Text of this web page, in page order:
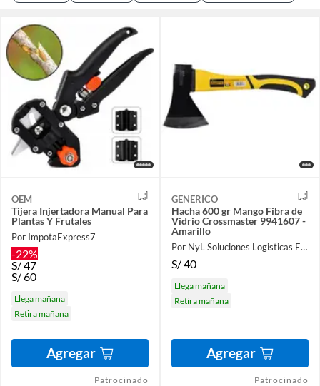
OEM
Tijera Injertadora Manual Para
Plantas Y Frutales
Por ImpotaExpress7
-22%
S/47
S/60
Llega mañana
Retira mañana
Agregar
Patrocinado
GENERICO
Hacha 600 gr Mango Fibra de
Vidrio Crossmaster 9941607 -
Amarillo
Por NyL Soluciones Logisticas EIRL
S/40
Llega mañana
Retira mañana
Agregar
Patrocinado